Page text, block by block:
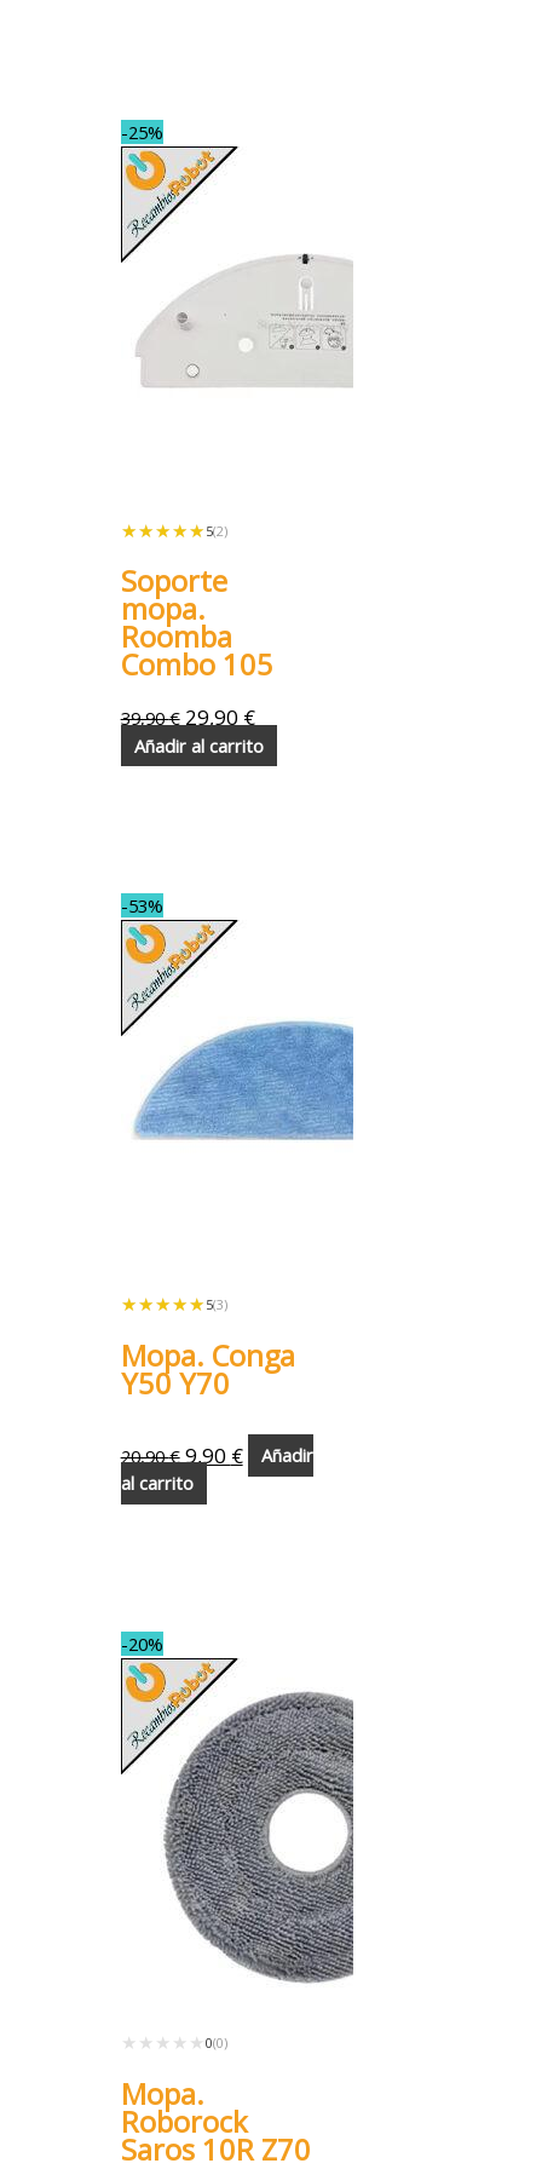
-25%
★★★★★
★★★★★ 5(2)
Soporte
mopa.
Roomba
Combo 105
39,90€ 29,90 €
Añadir al carrito
-53%
★★★★★
★★★★★ 5(3)
Mopa. Conga
Y50 Y70
20,90€ 9,90 €
Añadir
al carrito
-20%
★★★★★
★★★★★ 0(0)
Mopa.
Roborock
Saros 10R Z70